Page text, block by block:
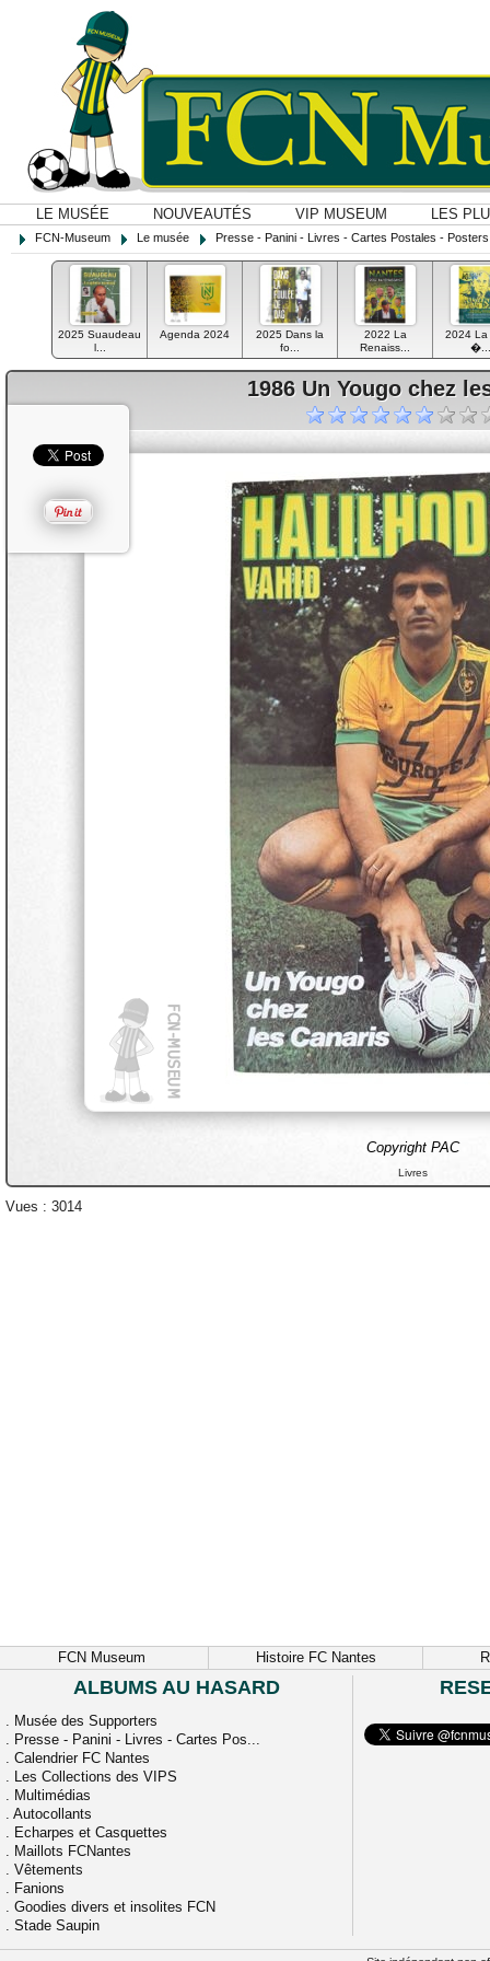
LE MUSÉE NOUVEAUTÉS VIP MUSEUM LES
FCN-Museum Le musée Presse - Panini - Livres - Cartes Postales -
2025 Suaudeau
l...
Agenda 2024
2025 Dans la
fo...
2022 La
Renaiss...
2024 La
�...
1986 Un Yougo chez
Copyright PAC
Livres
Vues : 3014
FCN Museum Histoire FC Nantes
ALBUMS AU HASARD
. Musée des Supporters
. Presse - Panini - Livres - Cartes Pos...
. Calendrier FC Nantes
. Les Collections des VIPS
. Multimédias
. Autocollants
. Echarpes et Casquettes
. Maillots FCNantes
. Vêtements
. Fanions
. Goodies divers et insolites FCN
. Stade Saupin